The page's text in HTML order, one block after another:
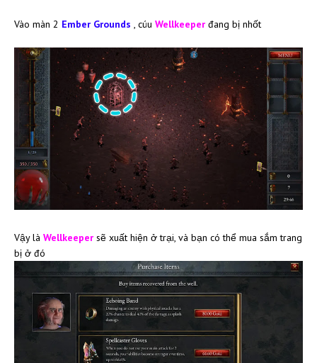
Vào màn 2 Ember Grounds , cúu Wellkeeper đang bị nhốt
Vậy là Wellkeeper sẽ xuất hiện ở trại, và bạn có thể mua sắm trang
bị ở đó